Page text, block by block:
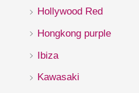
Hollywood Red
Hongkong purple
Ibiza
Kawasaki